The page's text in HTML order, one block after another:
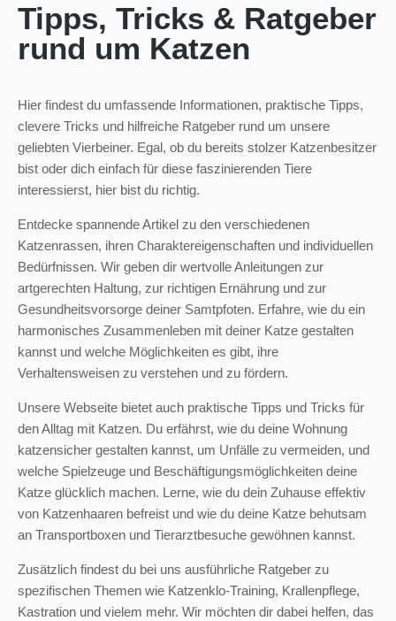
Tipps, Tricks & Ratgeber
rund um Katzen
Hier findest du umfassende Informationen, praktische Tipps,
clevere Tricks und hilfreiche Ratgeber rund um unsere
geliebten Vierbeiner. Egal, ob du bereits stolzer Katzenbesitzer
bist oder dich einfach für diese faszinierenden Tiere
interessierst, hier bist du richtig.
Entdecke spannende Artikel zu den verschiedenen
Katzenrassen, ihren Charaktereigenschaften und individuellen
Bedürfnissen. Wir geben dir wertvolle Anleitungen zur
artgerechten Haltung, zur richtigen Ernährung und zur
Gesundheitsvorsorge deiner Samtpfoten. Erfahre, wie du ein
harmonisches Zusammenleben mit deiner Katze gestalten
kannst und welche Möglichkeiten es gibt, ihre
Verhaltensweisen zu verstehen und zu fördern.
Unsere Webseite bietet auch praktische Tipps und Tricks für
den Alltag mit Katzen. Du erfährst, wie du deine Wohnung
katzensicher gestalten kannst, um Unfälle zu vermeiden, und
welche Spielzeuge und Beschäftigungsmöglichkeiten deine
Katze glücklich machen. Lerne, wie du dein Zuhause effektiv
von Katzenhaaren befreist und wie du deine Katze behutsam
an Transportboxen und Tierarztbesuche gewöhnen kannst.
Zusätzlich findest du bei uns ausführliche Ratgeber zu
spezifischen Themen wie Katzenklo-Training, Krallenpflege,
Kastration und vielem mehr. Wir möchten dir dabei helfen, das